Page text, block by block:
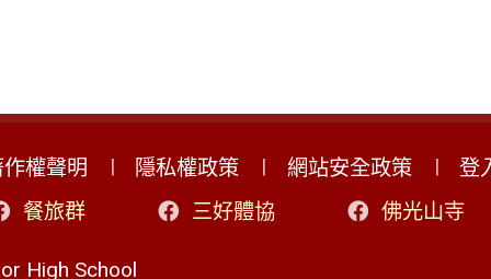
權聲明 隱私權政策 網站安全政策
登
餐旅群
三好體協 佛光山寺
High School